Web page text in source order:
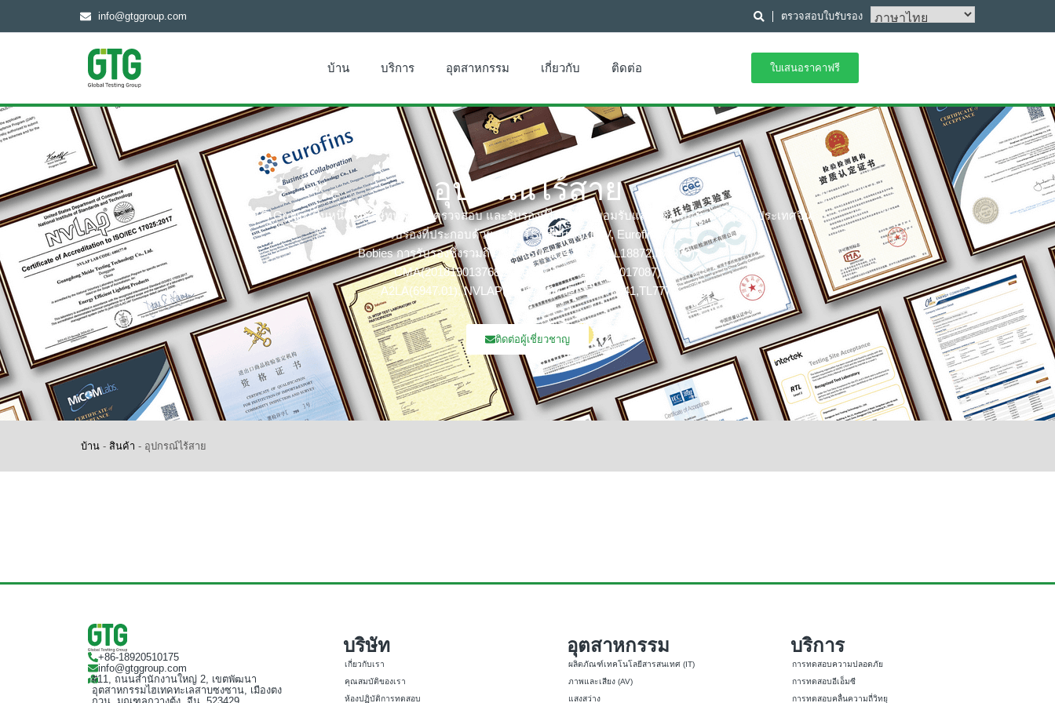
info@gtggroup.com ตรวจสอบใบรับรอง
บ้าน บริการ อุตสาหกรรม เกี่ยวกับ ติดต่อ ใบเสนอราคาฟรี
อุปกรณ์ไร้สาย
GTG Group เป็นหนึ่งในบริษัททดสอบ ตรวจสอบ และรับรองที่ได้รับการยอมรับและมีชื่อเสียงมากที่สุดในประเทศจีน
หน่วยรับรองที่ประกอบด้วย: UL, ITS(Intertek),TÜV, Eurofins, CQC,
Bobies การรับรองซึ่งรวมถึง: CNAS(L6214,L13753,L18872,IB1376),
CMA(201819013768,202019014977,202319017087)
A2LA(6947.01), NVLAP(600177-0), IECEE(TL541,TL777)
ติดต่อผู้เชี่ยวชาญ
บ้าน - สินค้า - อุปกรณ์ไร้สาย
+86-18920510175
info@gtggroup.com
#11, ถนนสำนักงานใหญ่ 2, เขตพัฒนา
อุตสาหกรรมไฮเทคทะเลสาบซงซาน, เมืองตง
บริษัท
เกี่ยวกับเรา
คุณสมบัติของเรา
ห้องปฏิบัติการทดสอบ
อุตสาหกรรม
ผลิตภัณฑ์เทคโนโลยีสารสนเทศ (IT)
ภาพและเสียง (AV)
แสงสว่าง
บริการ
การทดสอบความปลอดภัย
การทดสอบอีเอ็มซี
การทดสอบคลื่นความถี่วิทยุ